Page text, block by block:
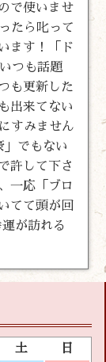
で使いませ
たら叱って
ます！「ド
つも話題
も更新した
出来てない
すみません
」でもない
許して下さ
一応「ブロ
てて頭が回
運が訪れる
土
日